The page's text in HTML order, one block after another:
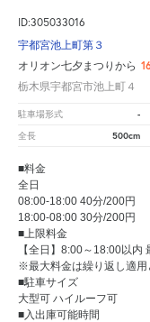
ID:305033016
宇都宮池上町第３
オリオン七夕まつりから
栃木県宇都宮市池上町４
駐車場形式 -
全長 500cm
■料金
全日
08:00-18:00 40分/200円
18:00-08:00 30分/200円
■上限料金
【全日】8:00～18:00以内
※最大料金は繰り返し適用
■駐車サイズ
大型可 ハイルーフ可
■入出庫可能時間